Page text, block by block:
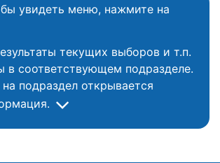
увидеть меню, нажмите на
текущих выборов и т.п.
в соответствующем подразделе.
подраздел открывается